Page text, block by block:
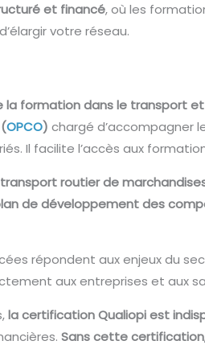
et financé, où les
votre réseau.
la formation dans le transport
OPCO) chargé d’accompagner
Il facilite l’accès aux
transport routier de
de développement des
répondent aux enjeux du
aux entreprises et aux
la certification Qualiopi est
Sans cette